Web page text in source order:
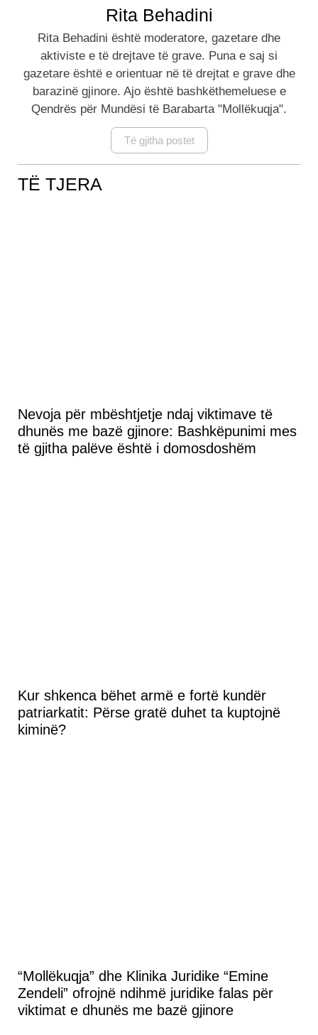
Rita Behadini
Rita Behadini është moderatore, gazetare dhe
aktiviste e të drejtave të grave. Puna e saj si
gazetare është e orientuar në të drejtat e grave dhe
barazinë gjinore. Ajo është bashkëthemeluese e
Qendrës për Mundësi të Barabarta "Mollëkuqja".
Të gjitha postet
TË TJERA
Nevoja për mbështjetje ndaj viktimave të
dhunës me bazë gjinore: Bashkëpunimi mes
të gjitha palëve është i domosdoshëm
Kur shkenca bëhet armë e fortë kundër
patriarkatit: Përse gratë duhet ta kuptojnë
kiminë?
“Mollëkuqja” dhe Klinika Juridike “Emine
Zendeli” ofrojnë ndihmë juridike falas për
viktimat e dhunës me bazë gjinore